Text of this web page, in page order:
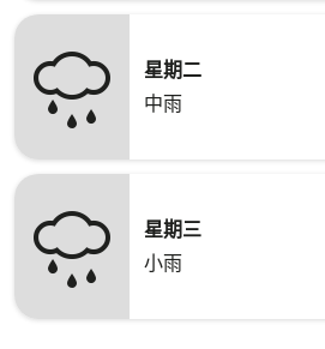
星期二
中雨
星期三
小雨